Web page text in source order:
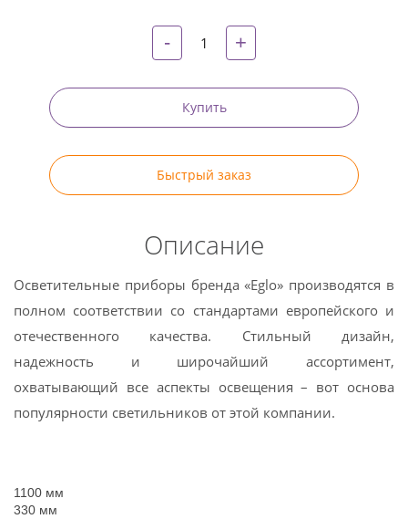
Pinterest
- +
Купить
Быстрый заказ
Описание
Осветительные приборы бренда «Eglo» производятся в
полном соответствии со стандартами европейского и
отечественного качества. Стильный дизайн,
надежность и широчайший ассортимент,
охватывающий все аспекты освещения – вот основа
популярности светильников от этой компании.
1100 мм
330 мм